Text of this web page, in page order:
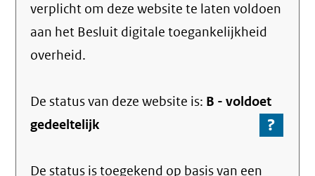
verplicht om deze website te laten voldoen
aan het Besluit digitale toegankelijkheid
overheid.
De status van dezewebsite is: B -voldoet
gedeeltelijk
?
Ga
De status is toegekend op basis van een